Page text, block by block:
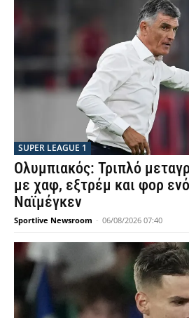
SUPER LEAGUE 1
Ολυμπιακός: Τριπλό
με χαφ, εξτρέμ και φορ
Ναϊμέγκεν
Sportlive Newsroom - 06/08/2026 07:40